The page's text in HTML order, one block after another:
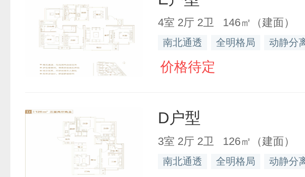
4室 2厅 2卫 146㎡（建面）
南北通透 全明格局 动静分
价格待定
D户型
3室 2厅 2卫 126㎡（建面）
南北通透 全明格局 动静分